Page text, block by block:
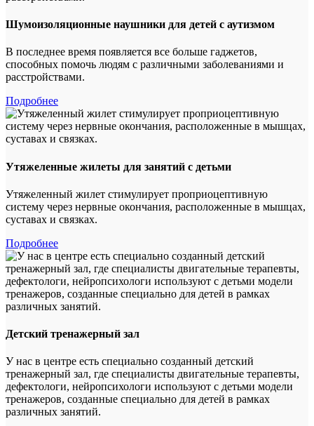
Шумоизоляционные наушники для детей с аутизмом
В последнее время появляется все больше гаджетов,
способных помочь людям с различными заболеваниями и
расстройствами.
Подробнее
Утяжеленные жилеты для занятий с детьми
Утяжеленный жилет стимулирует проприоцептивную
систему через нервные окончания, расположенные в мышцах,
суставах и связках.
Подробнее
Детский тренажерный зал
У нас в центре есть специально созданный детский
тренажерный зал, где специалисты двигательные терапевты,
дефектологи, нейропсихологи используют с детьми модели
тренажеров, созданные специально для детей в рамках
различных занятий.